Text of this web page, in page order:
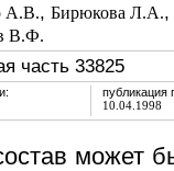
А.В., Бирюкова Л.А.,
В.Ф.
часть 33825
публикация
10.04.1998
может